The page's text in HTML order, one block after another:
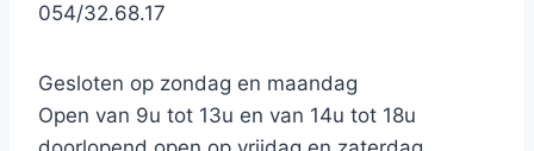
054/32.68.17
Gesloten op zondag en maandag
Open van 9u tot 13u en van 14u tot 18u